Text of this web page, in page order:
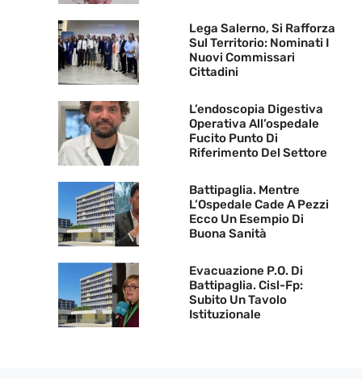
Lega Salerno, Si Rafforza
Sul Territorio: Nominati I
Nuovi Commissari
Cittadini
L’endoscopia Digestiva
Operativa All’ospedale
Fucito Punto Di
Riferimento Del Settore
Battipaglia. Mentre
L’Ospedale Cade A Pezzi
Ecco Un Esempio Di
Buona Sanità
Evacuazione P.O. Di
Battipaglia. Cisl-Fp:
Subito Un Tavolo
Istituzionale